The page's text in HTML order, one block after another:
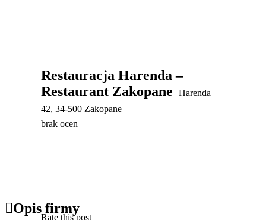
Restauracja Harenda –
Restaurant Zakopane
Harenda
42, 34-500 Zakopane
brak ocen
Rate this post
Opis firmy